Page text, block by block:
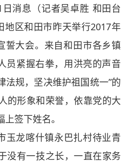
消息（记者吴卓胜 和田台
地区和田市昨天举行2017年
誓大会。来自和田市各乡镇
员紧握右拳，用洪亮的声音
法规，坚决维护祖国统一”的
的形象和荣誉，依靠党的大
签下姓名。
龙喀什镇永巴扎村待业青
没有一技之长，一直在家务